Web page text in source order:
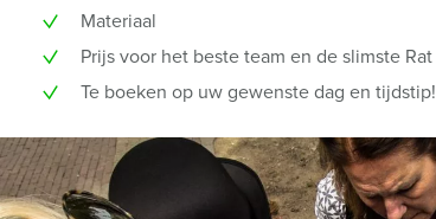
Materiaal
Prijs voor het beste team en de slimste Rat
Te boeken op uw gewenste dag en tijdstip!